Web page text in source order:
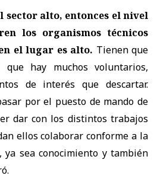
sector alto, entonces el nivel
los organismos técnicos
el lugar es alto. Tienen que
que hay muchos voluntarios,
de interés que descartar.
por el puesto de mando de
dar con los distintos trabajos
ellos colaborar conforme a la
ya sea conocimiento y también